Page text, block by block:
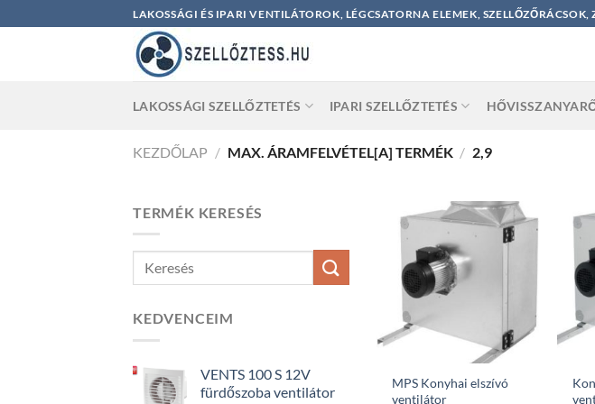
to
LAKOSSÁGI ÉS IPARI VENTILÁTOROK, LÉGCSATORNA ELEMEK,
LAKOSSÁGI SZELLŐZTETÉS IPARI SZELLŐZTETÉS
KEZDŐLAP / MAX. ÁRAMFELVÉTEL[A] TERMÉK / 2,9
TERMÉK KERESÉS
KEDVENCEIM
VENTS 100 S 12V
fürdőszoba ventilátor
MPS Konyhai elszívó
ventilátor